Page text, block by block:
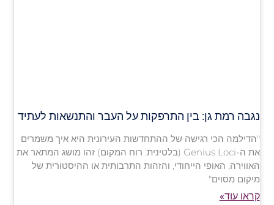
נגבה רמת גן: בין התרפקות על העבר והתנשאות לעתיד
"הדילמה הכי רגישה של ההתחדשות העירונית היא איך משמרים
את ה-Genius Loci (בלטינית: רוח המקום) זהו מושג המתאר את
האווירה, האופי הייחודי, והזהות התרבותית או ההיסטורית של
מיקום מסוים"
קראו עוד»